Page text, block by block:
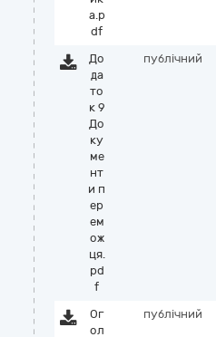
а.p
df
До
да
то
к 9
До
ку
ме
нт
и п
ер
ем
ож
ця.
pd
f
публічний
Ог
ол
публічний